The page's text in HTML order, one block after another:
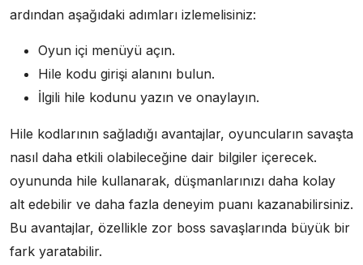
ardından aşağıdaki adımları izlemelisiniz:
Oyun içi menüyü açın.
Hile kodu girişi alanını bulun.
İlgili hile kodunu yazın ve onaylayın.
Hile kodlarının sağladığı avantajlar, oyuncuların savaşta
nasıl daha etkili olabileceğine dair bilgiler içerecek.
oyununda hile kullanarak, düşmanlarınızı daha kolay
alt edebilir ve daha fazla deneyim puanı kazanabilirsiniz.
Bu avantajlar, özellikle zor boss savaşlarında büyük bir
fark yaratabilir.